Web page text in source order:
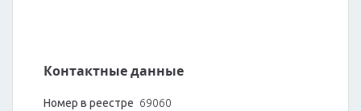
Контактные данные
Номер в реестре 69060